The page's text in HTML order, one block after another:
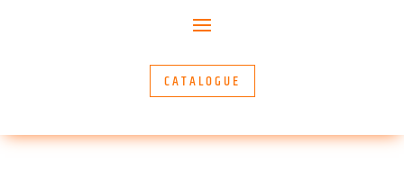
CATALOGUE